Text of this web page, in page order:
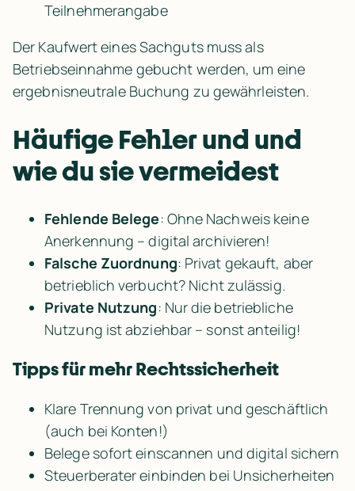
Teilnehmerangabe
Der Kaufwert eines Sachguts muss als
Betriebseinnahme gebucht werden, um eine
ergebnisneutrale Buchung zu gewährleisten.
Häufige Fehler und und
wie du sie vermeidest
Fehlende Belege: Ohne Nachweis keine
Anerkennung – digital archivieren!
Falsche Zuordnung: Privat gekauft, aber
betrieblich verbucht? Nicht zulässig.
Private Nutzung: Nur die betriebliche
Nutzung ist abziehbar – sonst anteilig!
Tipps für mehr Rechtssicherheit
Klare Trennung von privat und geschäftlich
(auch bei Konten!)
Belege sofort einscannen und digital sichern
Steuerberater einbinden bei Unsicherheiten